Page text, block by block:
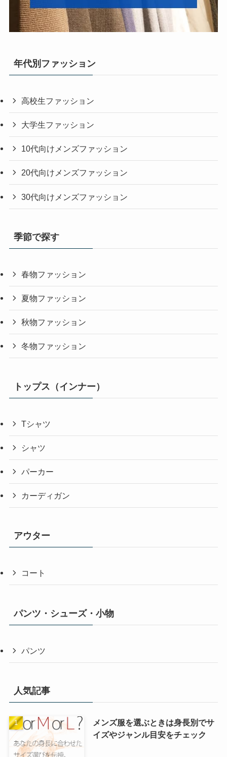
年代別ファッション
高校生ファッション
大学生ファッション
10代向けメンズファッション
20代向けメンズファッション
30代向けメンズファッション
季節で探す
春物ファッション
夏物ファッション
秋物ファッション
冬物ファッション
トップス（インナー）
Tシャツ
シャツ
パーカー
カーディガン
アウター
コート
パンツ・シューズ・小物
パンツ
人気記事
メンズ服を選ぶときは身長別でサ
イズやジャンル目安をチェック